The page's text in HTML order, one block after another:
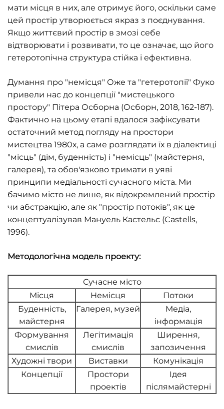
мати місця в них, але отримує його, оскільки саме
цей простір утворюється якраз з поєднування.
Якщо життєвий простір в змозі себе
відтворювати і розвивати, то це означає, що його
гетеротопічна структура стійка і ефективна.
Думання про "немісця" Оже та "гетеротопії" Фуко
привели нас до концепції "мистецького
простору" Пітера Осборна (Осборн, 2018, 162-187).
Фактично на цьому етапі вдалося зафіксувати
остаточний метод погляду на простори
мистецтва 1980х, а саме розглядати їх в діалектиці
"місць" (дім, буденність) і "немісць" (майстерня,
галерея), та обов'язково тримати в уяві
принципи медіальності сучасного міста. Ми
бачимо місто не лише, як відокремлений простір
чи абстракцію, але як "простір потоків", як це
концептуалізував Мануель Кастельс (Castells,
1996).
Методологічна модель проекту:
Сучасне місто
Місця
Немісця
Потоки
Буденність,
майстерня
Галерея, музей
Медіа,
інформація
Формування
смислів
Легітимація
смислів
Ширення,
запозичення
Художні твори
Виставки
Комунікація
Концепції
Простори
проектів
Ідея
післямайстерні